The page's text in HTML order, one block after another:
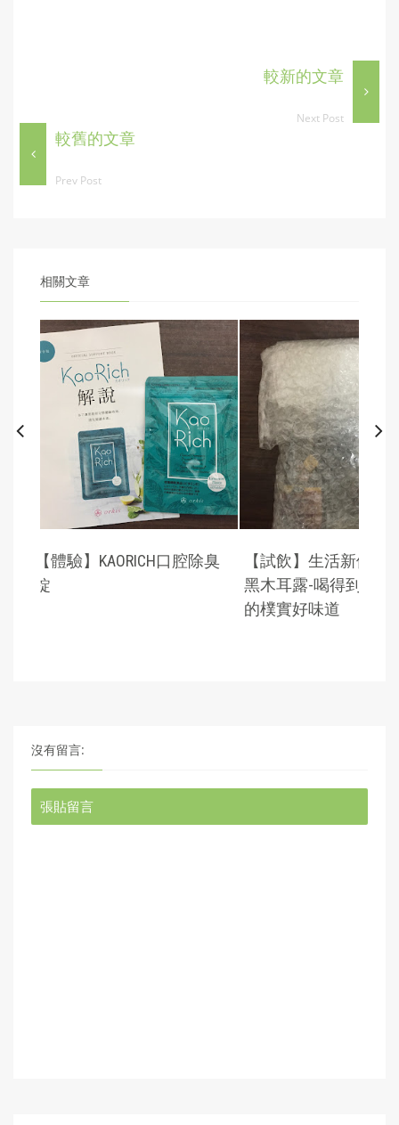
較新的文章
Next Post
較舊的文章
Prev Post
相關文章
】生活新優植養生
露-喝得到食材原味
【體驗文】TRILLIA ANN-A大
馬士革奧圖玫瑰保濕精華
調理化妝水...
沒有留言:
張貼留言